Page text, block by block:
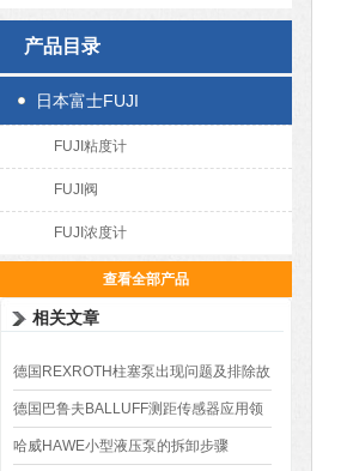
产品目录
日本富士FUJI
FUJI粘度计
FUJI阀
FUJI浓度计
查看全部产品
相关文章
德国REXROTH柱塞泵出现问题及排除故
障
德国巴鲁夫BALLUFF测距传感器应用领
域
哈威HAWE小型液压泵的拆卸步骤